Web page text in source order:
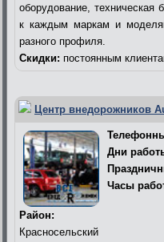
оборудование, техническая
к каждым маркам и
разного профиля.
Скидки: постоянным
Центр внедорожников
Дни
Часы
Район:
Красносельский